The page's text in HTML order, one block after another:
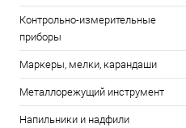
Контрольно-измерительные
приборы
Маркеры, мелки, карандаши
Металлорежущий инструмент
Напильники и надфили